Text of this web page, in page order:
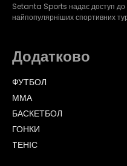
Setanta Sports надає доступ до
найпопулярніших спортивних
Додатково
ФУТБОЛ
ММА
БАСКЕТБОЛ
ГОНКИ
TЕНІС